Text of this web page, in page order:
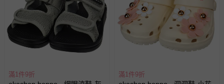
滿1件9折 滿1件9折